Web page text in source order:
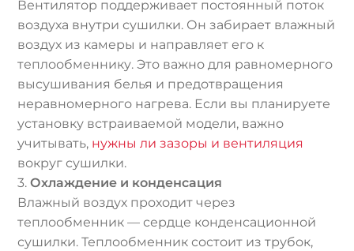
Вентилятор поддерживает постоянный поток
воздуха внутри сушилки. Он забирает влажный
воздух из камеры и направляет его к
теплообменнику. Это важно для равномерного
высушивания белья и предотвращения
неравномерного нагрева. Если вы планируете
установку встраиваемой модели, важно
учитывать, нужны ли зазоры и вентиляция
вокруг сушилки.
3.Охлаждение и конденсация
Влажный воздух проходит через
теплообменник — сердце конденсационной
сушилки. Теплообменник состоит из трубок,